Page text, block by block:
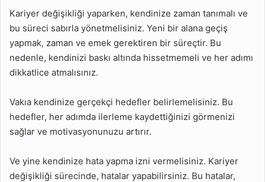
Kariyer değişikliği yaparken, kendinize zaman tanımalı ve
bu süreci sabırla yönetmelisiniz. Yeni bir alana geçiş
yapmak, zaman ve emek gerektiren bir süreçtir. Bu
nedenle, kendinizi baskı altında hissetmemeli ve her adımı
dikkatlice atmalısınız.
Vakıa kendinize gerçekçi hedefler belirlemelisiniz. Bu
hedefler, her adımda ilerleme kaydettiğinizi görmenizi
sağlar ve motivasyonunuzu artırır.
Ve yine kendinize hata yapma izni vermelisiniz. Kariyer
değişikliği sürecinde, hatalar yapabilirsiniz. Bu hatalar,